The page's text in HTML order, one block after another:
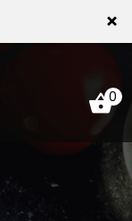
×
0